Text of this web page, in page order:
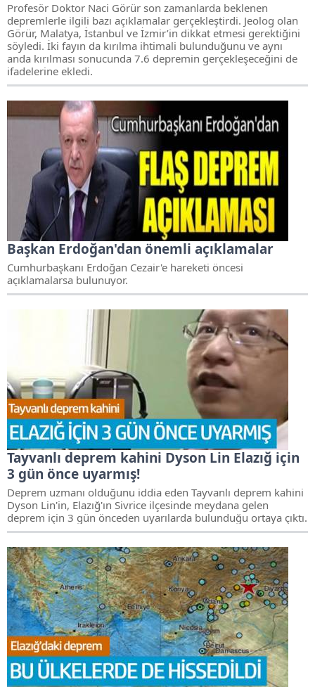
Profesör Doktor Naci Görür son zamanlarda beklenen
depremlerle ilgili bazı açıklamalar gerçekleştirdi. Jeolog olan
Görür, Malatya, İstanbul ve İzmir’in dikkat etmesi gerektiğini
söyledi. İki fayın da kırılma ihtimali bulunduğunu ve aynı
anda kırılması sonucunda 7.6 depremin gerçekleşeceğini de
ifadelerine ekledi.
Başkan Erdoğan'dan önemli açıklamalar
Cumhurbaşkanı Erdoğan Cezair'e hareketi öncesi
açıklamalarsa bulunuyor.
Tayvanlı deprem kahini Dyson Lin Elazığ için
3 gün önce uyarmış!
Deprem uzmanı olduğunu iddia eden Tayvanlı deprem kahini
Dyson Lin'in, Elazığ'ın Sivrice ilçesinde meydana gelen
deprem için 3 gün önceden uyarılarda bulunduğu ortaya çıktı.